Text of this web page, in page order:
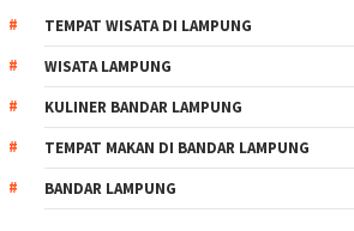
TEMPAT WISATA DI LAMPUNG
WISATA LAMPUNG
KULINER BANDAR LAMPUNG
TEMPAT MAKAN DI BANDAR LAMPUNG
BANDAR LAMPUNG